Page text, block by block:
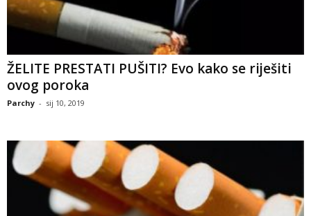
ŽELITE PRESTATI PUŠITI? Evo kako se riješiti
ovog poroka
Parchy - sij 10, 2019